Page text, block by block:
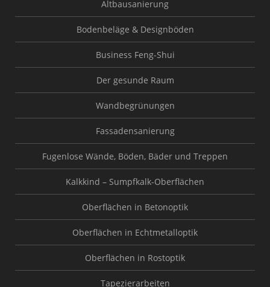
Altbausanierung
Bodenbeläge & Designböden
Business Feng-Shui
Der gesunde Raum
Wandbegrünungen
Fassadensanierung
Fugenlose Wände, Böden, Bäder und Treppen
Kalkkind – Sumpfkalk-Oberflächen
Oberflächen in Betonoptik
Oberflächen in Echtmetalloptik
Oberflächen in Rostoptik
Tapezierarbeiten